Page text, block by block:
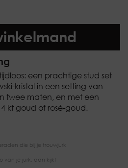
een prachtige stud set
kristal in een setting van
twee maten, en met een
kt goud of rosé-goud.
die bij je trouwjurk
van je jurk, dan kijkt